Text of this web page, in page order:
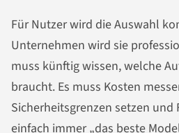
Für Nutzer wird die Auswahl
Unternehmen wird sie
muss künftig wissen, welche
braucht. Es muss Kosten
Sicherheitsgrenzen setzen und
einfach immer „das beste